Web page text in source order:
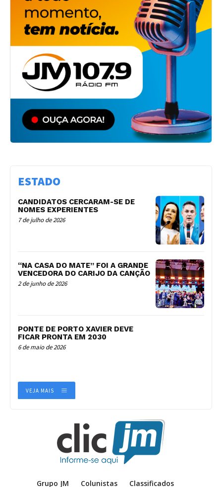
ESTADO
CANDIDATOS CERCARAM-SE DE
NOMES EXPERIENTES
7 de julho de 2026
“NA CASA DO MATE” FOI A GRANDE
VENCEDORA DO CARIJO DA CANÇÃO
2 de junho de 2026
PONTE DE PORTO XAVIER DEVE
FICAR PRONTA EM 2030
6 de maio de 2026
VEJA MAIS
Grupo JM Colunistas Classificados